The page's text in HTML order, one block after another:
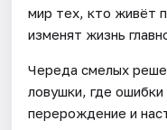
мир тех, кто живёт
изменят жизнь
Череда смелых
ловушки, где
перерождение и